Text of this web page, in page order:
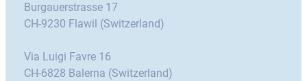
Burgauerstrasse 17
CH-9230 Flawil (Switzerland)
Via Luigi Favre 16
CH-6828 Balerna (Switzerland)